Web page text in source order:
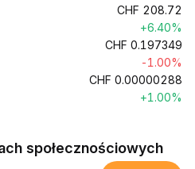
CHF 208.72
+6.40%
CHF 0.197349
-1.00%
CHF 0.00000288
+1.00%
społecznościowych